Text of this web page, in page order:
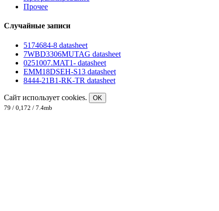
Прочее
Случайные записи
5174684-8 datasheet
7WBD3306MUTAG datasheet
0251007.MAT1- datasheet
EMM18DSEH-S13 datasheet
8444-21B1-RK-TR datasheet
Сайт использует cookies.
OK
79 / 0,172 / 7.4mb